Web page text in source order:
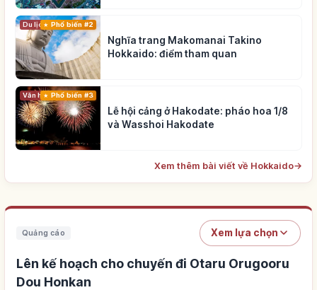
Du lịch Phổ biến #2
Nghĩa trang Makomanai Takino
Hokkaido: điểm tham quan
Văn hóa truyền thống
Phổ biến #3
Lễ hội cảng ở Hakodate: pháo hoa 1/8
và Wasshoi Hakodate
Xem thêm bài viết về Hokkaido→
Quảng cáo Xem lựa chọn
Lên kế hoạch cho chuyến đi Otaru Orugooru
Dou Honkan